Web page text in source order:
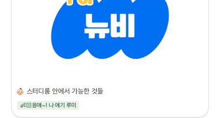
스터디룸 안에서 가능한 것들
👶🏻응애~! 나 애기 루미